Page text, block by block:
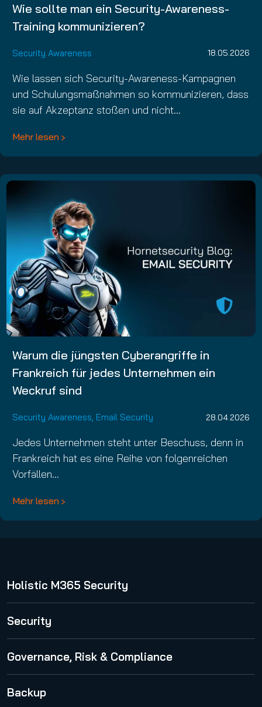
Wie sollte man ein Security-Awareness-
Training kommunizieren?
Security Awareness 18.05.2026
Wie lassen sich Security-Awareness-Kampagnen
und Schulungsmaßnahmen so kommunizieren, dass
sie auf Akzeptanz stoßen und nicht…
Mehr lesen
Warum die jüngsten Cyberangriffe in
Frankreich für jedes Unternehmen ein
Weckruf sind
Security Awareness, Email Security 28.04.2026
Jedes Unternehmen steht unter Beschuss, denn in
Frankreich hat es eine Reihe von folgenreichen
Vorfällen…
Mehr lesen
Holistic M365 Security
365 Total Protection
Security
Spam and Malware Protection
Advanced Threat Protection
Security Awareness Service
Governance, Risk & Compliance
365 Permission Manager
Backup